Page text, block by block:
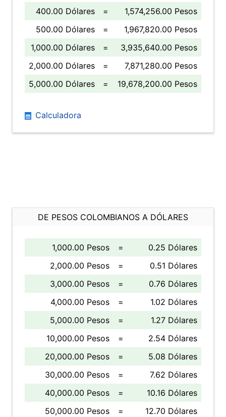
400.00 Dólares
=
1,574,256.00 Pesos
500.00 Dólares
=
1,967,820.00 Pesos
1,000.00 Dólares
=
3,935,640.00 Pesos
2,000.00 Dólares
=
7,871,280.00 Pesos
5,000.00 Dólares
= 19,678,200.00 Pesos
Calculadora
DE PESOS COLOMBIANOS A DÓLARES
1,000.00 Pesos =
0.25 Dólares
2,000.00 Pesos
=
0.51 Dólares
3,000.00 Pesos
=
0.76 Dólares
4,000.00 Pesos
=
1.02 Dólares
5,000.00 Pesos
=
1.27 Dólares
10,000.00 Pesos
=
2.54 Dólares
20,000.00 Pesos
=
5.08 Dólares
30,000.00 Pesos
=
7.62 Dólares
40,000.00 Pesos
=
10.16 Dólares
50,000.00 Pesos
= 12.70 Dólares